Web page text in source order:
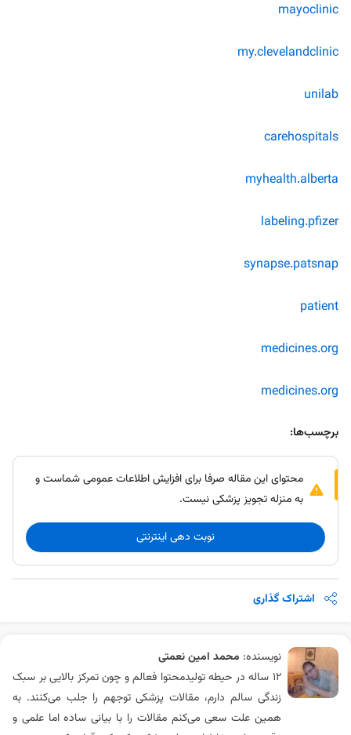
mayoclinic
my.clevelandclinic
unilab
carehospitals
myhealth.alberta
labeling.pfizer
synapse.patsnap
patient
medicines.org
medicines.org
برچسب‌ها:
محتوای این مقاله صرفا برای افزایش اطلاعات عمومی شماست و
به منزله تجویز پزشکی نیست.
نوبت دهی اینترنتی
اشتراک گذاری
نویسنده: محمد امین نعمتی
۱۲ ساله در حیطه تولیدمحتوا فعالم و چون تمرکز بالایی بر سبک
زندگی سالم دارم، مقالات پزشکی توجهم را جلب می‌کنند. به
همین علت سعی می‌کنم مقالات را با بیانی ساده اما علمی و